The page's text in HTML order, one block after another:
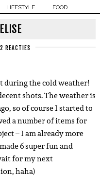
LIFESTYLE FOOD
2 REACTIES
the cold weather!
shots.The weather is
so of course I started to
a number of items for
–I am already more
6 super fun and
for my next
haha)